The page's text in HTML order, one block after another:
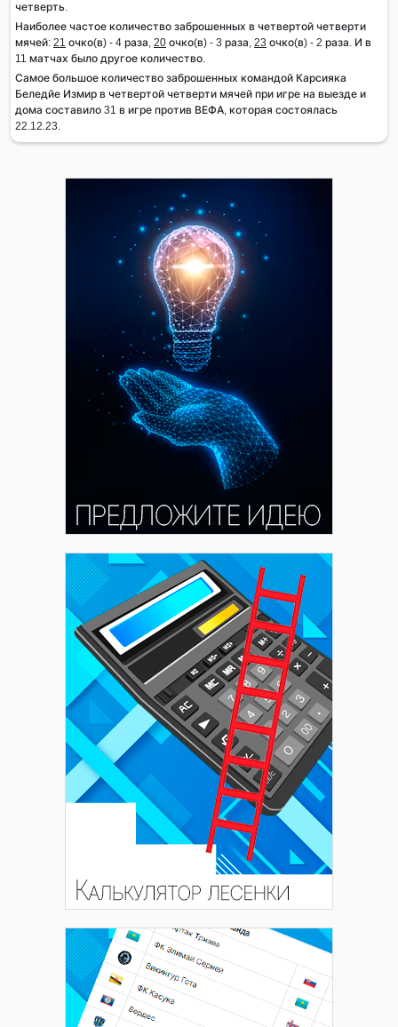
четверть.
Наиболее частое количество заброшенных в четвертой четверти
мячей: 21 очко(в) - 4 раза, 20 очко(в) - 3 раза, 23 очко(в) - 2 раза. И в
11 матчах было другое количество.
Самое большое количество заброшенных командой Карсияка
Беледйе Измир в четвертой четверти мячей при игре на выезде и
дома составило 31 в игре против ВЕФА, которая состоялась
22.12.23.